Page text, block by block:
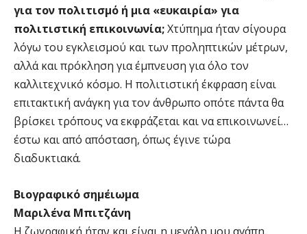
για τον πολιτισμό ή μια «ευκαιρία» για
πολιτιστική επικοινωνία;Χτύπημα ήταν σίγουρα
λόγω του εγκλεισμού και των προληπτικών μέτρων,
αλλά και πρόκληση για έμπνευση για όλο τον
καλλιτεχνικό κόσμο. Η πολιτιστική έκφραση είναι
επιτακτική ανάγκη για τον άνθρωπο οπότε πάντα θα
βρίσκει τρόπους να εκφράζεται και να επικοινωνεί…
έστω και από απόσταση, όπως έγινε τώρα
διαδυκτιακά.
Βιογραφικό σημέιωμα
Μαριλένα Μπιτζάνη
Η ζωγραφική ήταν και είναι η μεγάλη μου αγάπη.